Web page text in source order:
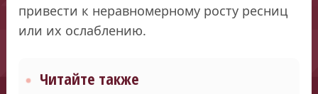
привести к неравномерному росту ресниц
или их ослаблению.
Читайте также